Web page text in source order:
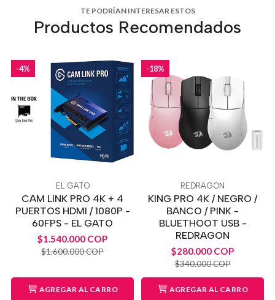
TE PODRÍAN INTERESAR ESTOS
Productos Recomendados
-4%
EL GATO
CAM LINK PRO 4K + 4
PUERTOS HDMI / 1080P -
60FPS - EL GATO
$1.540.000 COP
$1.600.000 COP
AGREGAR AL CARRO
-18%
REDRAGON
KING PRO 4K / NEGRO /
BANCO / PINK -
BLUETHOOT USB -
REDRAGON
$280.000 COP
$340.000 COP
AGREGAR AL CARRO